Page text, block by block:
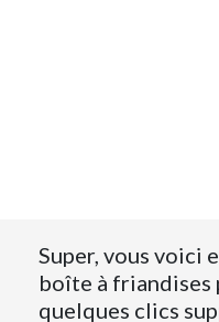
Super, vous voici
boîte à friandises
quelques clics